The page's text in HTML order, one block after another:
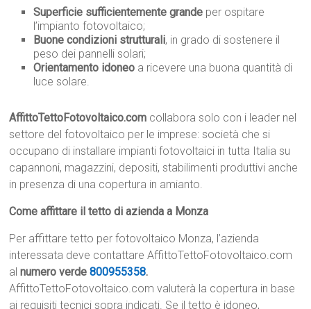
Superficie sufficientemente grande per ospitare
l’impianto fotovoltaico;
Buone condizioni strutturali, in grado di sostenere il
peso dei pannelli solari;
Orientamento idoneo a ricevere una buona quantità di
luce solare.
AffittoTettoFotovoltaico.com collabora solo con i leader nel
settore del fotovoltaico per le imprese: società che si
occupano di installare impianti fotovoltaici in tutta Italia su
capannoni, magazzini, depositi, stabilimenti produttivi anche
in presenza di una copertura in amianto.
Come affittare il tetto di azienda a Monza
Per affittare tetto per fotovoltaico Monza, l’azienda
interessata deve contattare AffittoTettoFotovoltaico.com
alnumero verde800955358.
AffittoTettoFotovoltaico.com valuterà la copertura in base
ai requisiti tecnici sopra indicati. Se il tetto è idoneo,